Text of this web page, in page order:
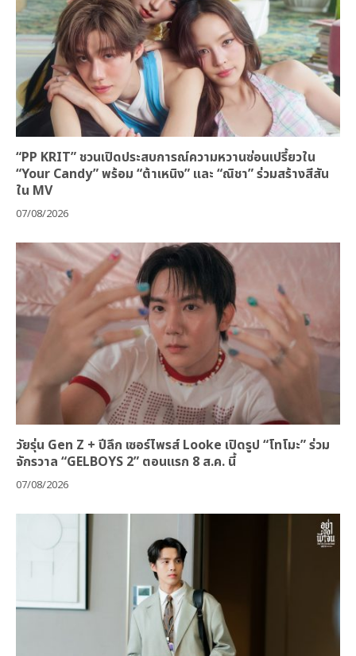
“PP KRIT” ชวนเปิดประสบการณ์ความหวานซ่อนเปรี้ยวใน
“Your Candy” พร้อม “ต้าเหนิง” และ “ณิชา” ร่วมสร้างสีสัน
ใน MV
07/08/2026
วัยรุ่น Gen Z + ปีลึก เซอร์ไพรส์ Looke เปิดรูป “โทโมะ” ร่วม
จักรวาล “GELBOYS 2” ตอนแรก 8 ส.ค. นี้
07/08/2026